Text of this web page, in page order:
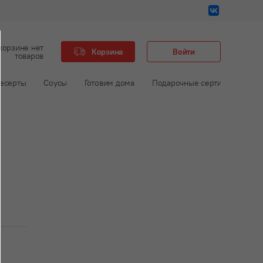
нет
товаров Корзина Войти
Соусы Готовим дома Подарочные сертификаты